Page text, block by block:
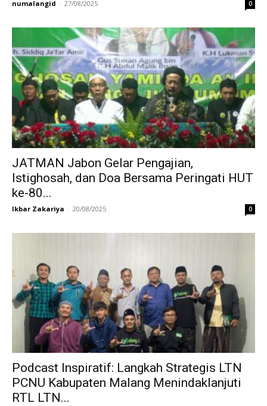
numalangid - 27/08/2025 0
JATMAN Jabon Gelar Pengajian,
Istighosah, dan Doa Bersama Peringati HUT
ke-80...
Ikbar Zakariya - 20/08/2025 0
Podcast Inspiratif: Langkah Strategis LTN
PCNU Kabupaten Malang Menindaklanjuti
RTL LTN...